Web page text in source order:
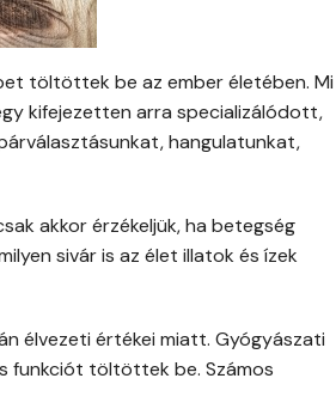
töltöttek be az ember életében. Mi
kifejezetten arra specializálódott,
hangulatunkat,
akkor érzékeljük, ha betegség
sivár is az élet illatok és ízek
élvezeti értékei miatt. Gyógyászati
funkciót töltöttek be. Számos